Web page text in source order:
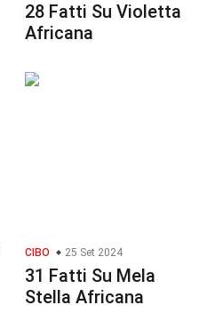
28 Fatti Su Violetta
Africana
CIBO 25 Set 2024
31 Fatti Su Mela
Stella Africana